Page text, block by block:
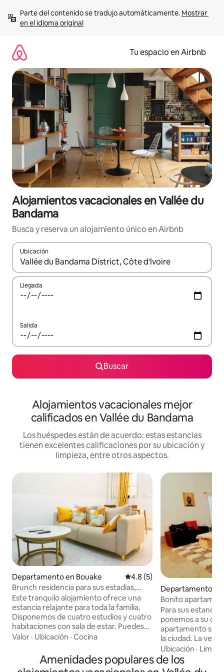
contenido
Parte del contenido se tradujo automáticamente. Mostrar
en el idioma original
Tu espacio en Airbnb
Alojamientos vacacionales en Vallée du
Bandama
Busca y reserva un alojamiento único en Airbnb
Ubicación
Cuando los resultados estén disponibles, podrás navegar
Llegada
Salida
Buscar
Alojamientos vacacionales mejor
calificados en Vallée du Bandama
Los huéspedes están de acuerdo: estas estancias
tienen excelentes calificaciones por su ubicación y
limpieza, entre otros aspectos.
Departamento en Bouake Calificación promedio: 4.8
4.8 (5)
Brunch residencia para sus estadías,
apartamentos
Este tranquilo alojamiento ofrece una
estancia relajante para toda la familia.
Disponemos de cuatro estudios y cuatro
habitaciones con sala de estar. Puedes
venir para unas vacaciones en familia, un
o con un grupo de colegas. Disponemos
de habitaciones decoradas
Valor · Ubicación · Cocina
Departamento en
Bonito
de la ciudad en
Para sus
ponemos a su
apartamento
la ciudad. La ventaja de esta situación
geográfica es
fácil acceso a
como a los
Ubicación ·
Amenidades populares de los